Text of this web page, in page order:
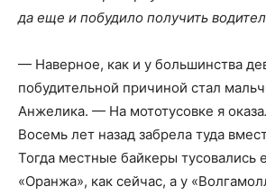
да еще и побудило получить
— Наверное, как и у большинства
побудительной причиной стал
Анжелика. — На мототусовке я
Восемь лет назад забрела туда
Тогда местные байкеры тусовались
«Оранжа», как сейчас, а у